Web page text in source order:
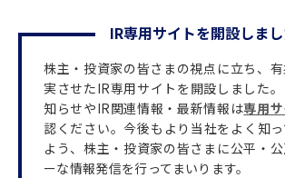
IR専用サイトを開設しま
株主・投資家の皆さまの視点に立ち、
実させたIR専用サイトを開設しました
知らせやIR関連情報・最新情報は専用
認ください。今後もより当社をよく知
よう、株主・投資家の皆さまに公平・
ーな情報発信を行ってまいります。